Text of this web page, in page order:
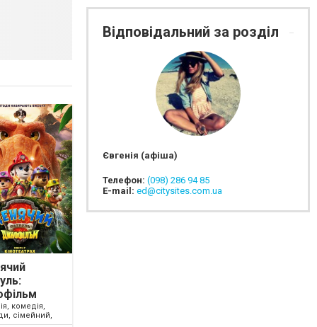
комедія,
сімейний,
Відповідальний за розділ
Євгенія (афіша)
Телефон: (098) 286 94 85
E-mail: ed@citysites.com.ua